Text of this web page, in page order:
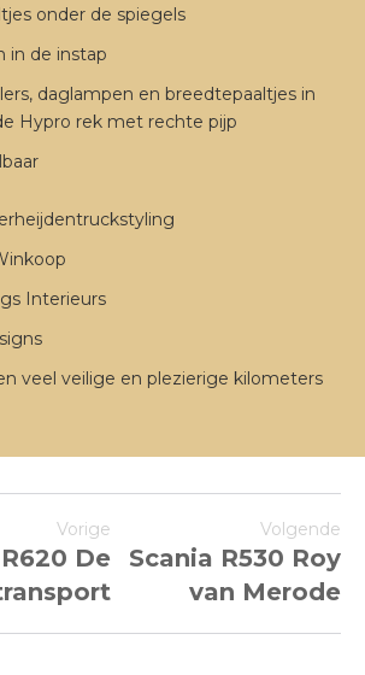
onder de spiegels
in de instap
daglampen en breedtepaaltjes in
Hypro rek met rechte pijp
Interieurs
veel veilige en plezierige kilometers
Vorige
De
Volgende
Scania R530 Roy
van Merode